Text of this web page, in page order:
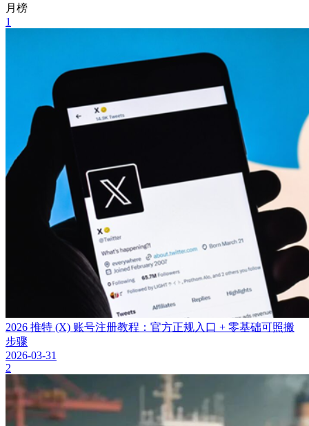
月榜
1
2026 推特 (X) 账号注册教程：官方正规入口 + 零基础可照搬
步骤
2026-03-31
2